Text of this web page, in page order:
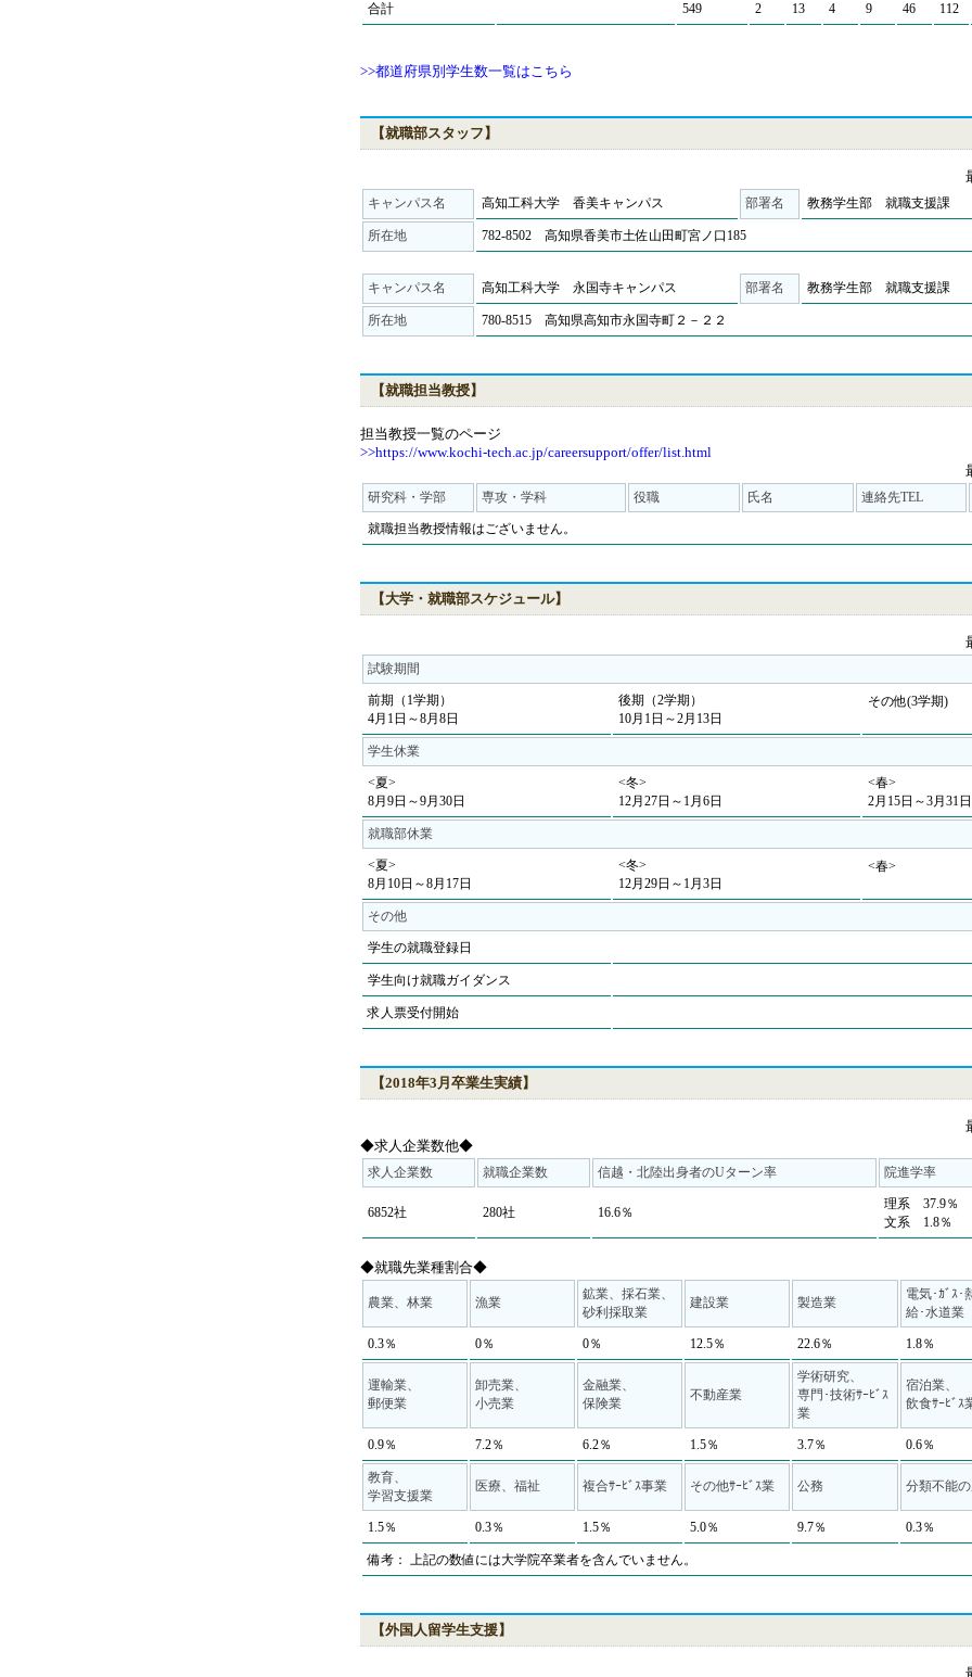
合計 549 2 13 4 9 46 112
>>都道府県別学生数一覧はこちら
【就職部スタッフ】
キャンパス名 高知工科大学 香美キャンパス 部署名 教務学生部 就職支援課
所在地 782-8502 高知県香美市土佐山田町宮ノ口185
キャンパス名 高知工科大学 永国寺キャンパス 部署名 教務学生部 就職支援課
所在地 780-8515 高知県高知市永国寺町２－２２
【就職担当教授】
担当教授一覧のページ
>>https://www.kochi-tech.ac.jp/careersupport/offer/list.html
研究科・学部 専攻・学科 役職 氏名 連絡先TEL
就職担当教授情報はございません。
【大学・就職部スケジュール】
試験期間
前期（1学期）
4月1日～8月8日
後期（2学期）
10月1日～2月13日
その他(3学期)
学生休業
<夏>
8月9日～9月30日
<冬>
12月27日～1月6日
<春>
2月15日～3月31日
就職部休業
<夏>
8月10日～8月17日
<冬>
12月29日～1月3日
<春>
その他
学生の就職登録日
学生向け就職ガイダンス
求人票受付開始
【2018年3月卒業生実績】
◆求人企業数他◆
求人企業数 就職企業数 信越・北陸出身者のUターン率 院進学率
6852社 280社 16.6％
理系 37.9％
文系 1.8％
◆就職先業種割合◆
農業、林業 漁業
鉱業、採石業、
砂利採取業
建設業 製造業
電気･ｶﾞｽ･
給･水道業
0.3％ 0％ 0％ 12.5％ 22.6％ 1.8％
運輸業、
郵便業
卸売業、
小売業
金融業、
保険業
不動産業
学術研究、
専門･技術ｻｰﾋﾞｽ
業
宿泊業、
飲食ｻｰﾋﾞｽ
0.9％ 7.2％ 6.2％ 1.5％ 3.7％ 0.6％
教育、
学習支援業
医療、福祉 複合ｻｰﾋﾞｽ事業 その他ｻｰﾋﾞｽ業 公務 分類不能
1.5％ 0.3％ 1.5％ 5.0％ 9.7％ 0.3％
備考： 上記の数値には大学院卒業者を含んでいません。
【外国人留学生支援】